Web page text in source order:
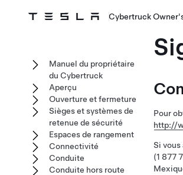
Cybertruck
Pour
http://
Si vous
(1 877
Manuel du propriétaire
du Cybertruck
Aperçu
Ouverture et fermeture
Sièges et systèmes de
retenue de sécurité
Espaces de rangement
Connectivité
Conduite
Conduite hors route